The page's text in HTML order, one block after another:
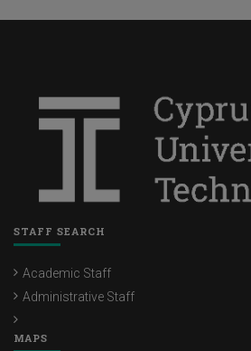
STAFF SEARCH
Academic Staff
Administrative Staff
MAPS